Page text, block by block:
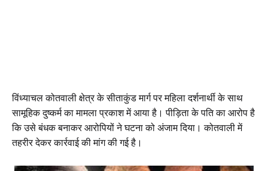
विंध्याचल कोतवाली क्षेत्र के सीताकुंड मार्ग पर महिला दर्शनार्थी के साथ
सामूहिक दुष्कर्म का मामला प्रकाश में आया है। पीड़िता के पति का आरोप है
कि उसे बंधक बनाकर आरोपियों ने घटना को अंजाम दिया। कोतवाली में
तहरीर देकर कार्रवाई की मांग की गई है।